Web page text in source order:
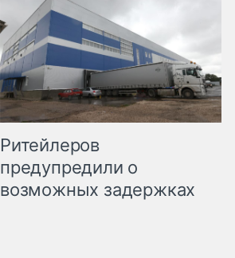
Ритейлеров
предупредили о
возможных задержках